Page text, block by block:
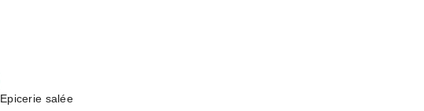
Epicerie salée